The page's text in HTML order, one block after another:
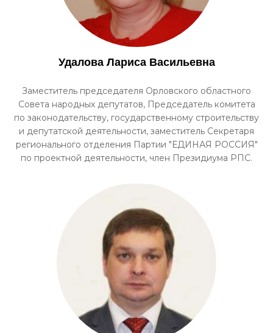
Удалова Лариса Васильевна
Заместитель председателя Орловского областного
Совета народных депутатов, Председатель комитета
по законодательству, государственному строительству
и депутатской деятельности, заместитель Секретаря
регионального отделения Партии "ЕДИНАЯ РОССИЯ"
по проектной деятельности, член Президиума РПС.